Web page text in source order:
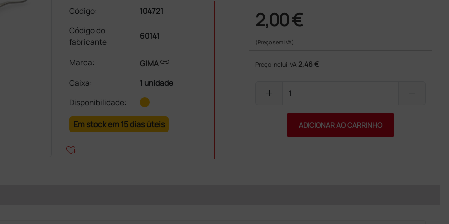
Código:
104721
Código do
fabricante
60141
Marca: GIMAlink
Caixa:
1 unidade
Disponibilidade:
Em stock em 15 dias úteis
heart_plus
2,00 €
(Preço sem IVA)
Preço inclui IVA 2,46 €
add remove
ADICIONAR AO CARRINHO